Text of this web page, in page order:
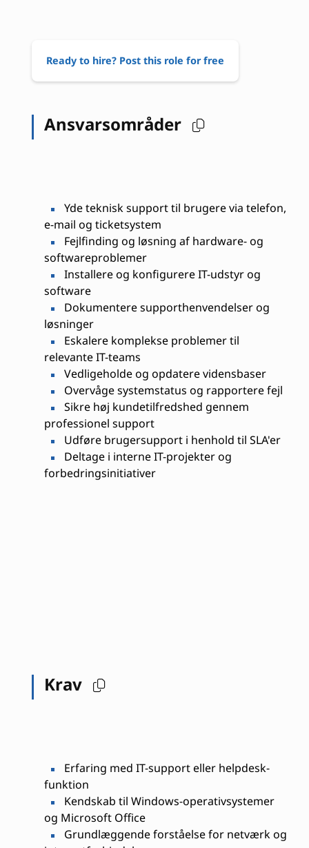
Ready to hire? Post this role for free
Ansvarsområder
Yde teknisk support til brugere via telefon,
e-mail og ticketsystem
Fejlfinding og løsning af hardware- og
softwareproblemer
Installere og konfigurere IT-udstyr og
software
Dokumentere supporthenvendelser og
løsninger
Eskalere komplekse problemer til
relevante IT-teams
Vedligeholde og opdatere vidensbaser
Overvåge systemstatus og rapportere fejl
Sikre høj kundetilfredshed gennem
professionel support
Udføre brugersupport i henhold til SLA'er
Deltage i interne IT-projekter og
forbedringsinitiativer
Krav
Erfaring med IT-support eller helpdesk-
funktion
Kendskab til Windows-operativsystemer
og Microsoft Office
Grundlæggende forståelse for netværk og